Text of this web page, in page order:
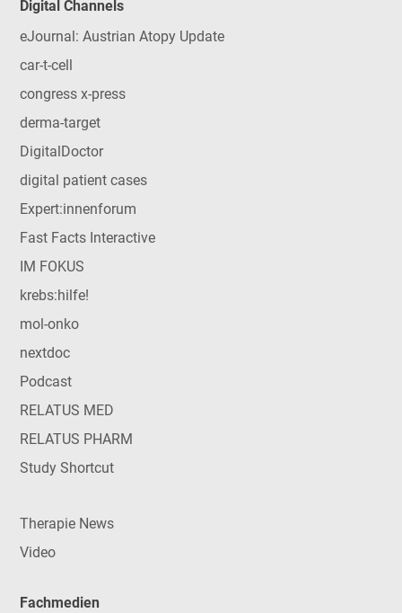
Digital Channels
eJournal: Austrian Atopy Update
car-t-cell
congress x-press
derma-target
DigitalDoctor
digital patient cases
Expert:innenforum
Fast Facts Interactive
IM FOKUS
krebs:hilfe!
mol-onko
nextdoc
Podcast
RELATUS MED
RELATUS PHARM
Study Shortcut
Therapie News
Video
Fachmedien